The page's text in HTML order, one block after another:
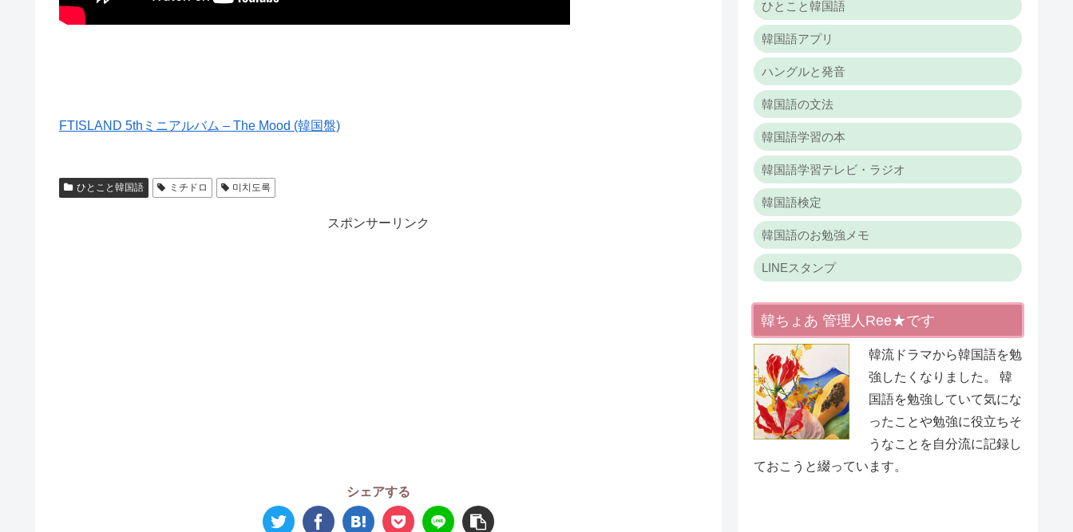
FTISLAND 5thミニアルバム – The Mood (韓国盤)
ひとこと韓国語 ミチドロ 미치도록
スポンサーリンク
シェアする
ひとこと韓国語
韓国語アプリ
ハングルと発音
韓国語の文法
韓国語学習の本
韓国語学習テレビ・ラジオ
韓国語検定
韓国語のお勉強メモ
LINEスタンプ
韓ちょあ 管理人Ree★です
韓流ドラマから韓国語を勉
強したくなりました。 韓
国語を勉強していて気にな
ったことや勉強に役立ちそ
うなことを自分流に記録し
ておこうと綴っています。